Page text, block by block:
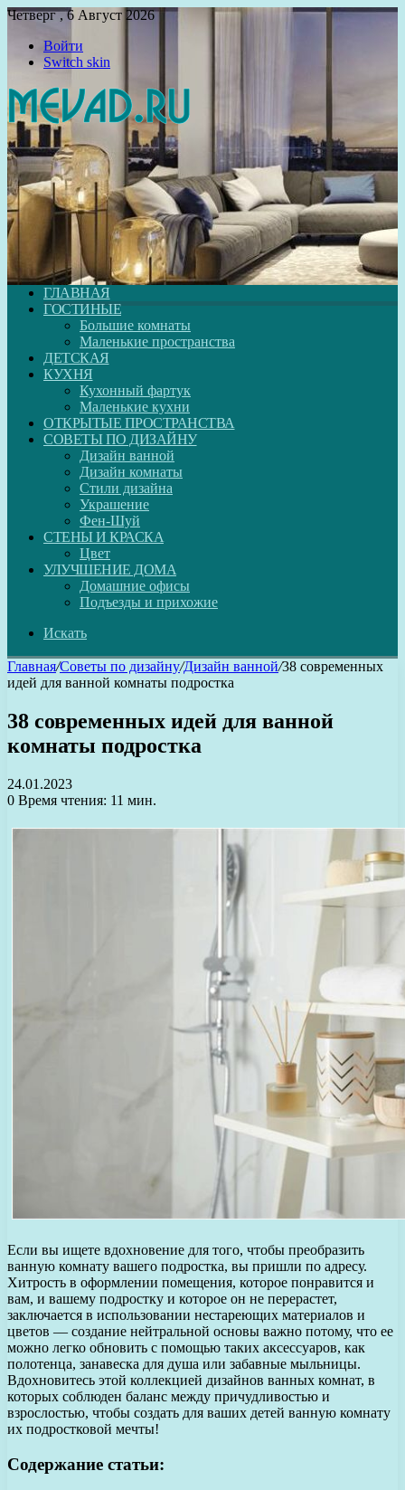
Четверг , 6 Август 2026
Войти
Switch skin
ГЛАВНАЯ
ГОСТИНЫЕ
Большие комнаты
Маленькие пространства
ДЕТСКАЯ
КУХНЯ
Кухонный фартук
Маленькие кухни
ОТКРЫТЫЕ ПРОСТРАНСТВА
СОВЕТЫ ПО ДИЗАЙНУ
Дизайн ванной
Дизайн комнаты
Стили дизайна
Украшение
Фен-Шуй
СТЕНЫ И КРАСКА
Цвет
УЛУЧШЕНИЕ ДОМА
Домашние офисы
Подъезды и прихожие
Искать
Главная/Советы по дизайну/Дизайн ванной/38 современных
идей для ванной комнаты подростка
38 современных идей для ванной
комнаты подростка
24.01.2023
0 Время чтения: 11 мин.
Если вы ищете вдохновение для того, чтобы преобразить
ванную комнату вашего подростка, вы пришли по адресу.
Хитрость в оформлении помещения, которое понравится и
вам, и вашему подростку и которое он не перерастет,
заключается в использовании нестареющих материалов и
цветов — создание нейтральной основы важно потому, что ее
можно легко обновить с помощью таких аксессуаров, как
полотенца, занавеска для душа или забавные мыльницы.
Вдохновитесь этой коллекцией дизайнов ванных комнат, в
которых соблюден баланс между причудливостью и
взрослостью, чтобы создать для ваших детей ванную комнату
их подростковой мечты!
Содержание статьи: